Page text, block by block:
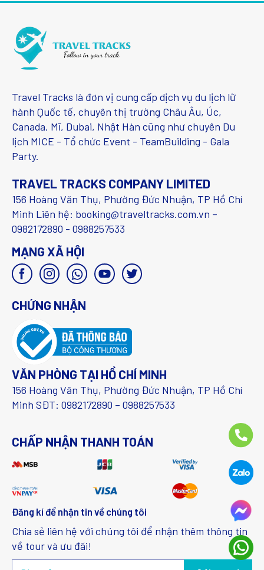
Travel Tracks là đơn vị cung cấp dịch vụ du lịch lữ
hành Quốc tế, chuyên thị trường Châu Âu, Úc,
Canada, Mĩ, Dubai, Nhật Hàn cũng như chuyên Du
lịch MICE - Tổ chức Event - TeamBuilding - Gala
Party.
TRAVEL TRACKS COMPANY LIMITED
156 Hoàng Văn Thụ, Phường Đức Nhuận, TP Hồ Chí
Minh Liên hệ: booking@traveltracks.com.vn –
0982172890 - 0988257533
MẠNG XÃ HỘI
CHỨNG NHẬN
VĂN PHÒNG TẠI HỒ CHÍ MINH
156 Hoàng Văn Thụ, Phường Đức Nhuận, TP Hồ Chí
Minh SĐT: 0982172890 – 0988257533
CHẤP NHẬN THANH TOÁN
Đăng kí để nhận tin về chúng tôi
Chia sẻ liên hệ với chúng tôi để nhận thêm thông tin
về tour và ưu đãi!